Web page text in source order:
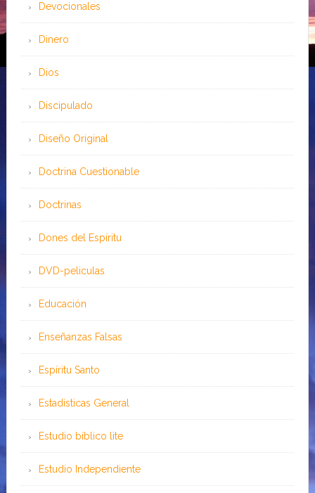
Devocionales
Dinero
Dios
Discipulado
Diseño Original
Doctrina Cuestionable
Doctrinas
Dones del Espíritu
DVD-peliculas
Educación
Enseñanzas Falsas
Espíritu Santo
Estadísticas General
Estudio bíblico lite
Estudio Independiente